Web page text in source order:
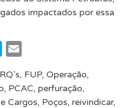
impactados por essa
Twitter
, FUP, Operação,
, PCAC, perfuração,
Cargos, Poços, reivindicar,